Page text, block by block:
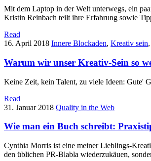
Mit dem Laptop in der Welt unterwegs, ein
Kristin Reinbach teilt ihre Erfahrung sowie
Read
16. April 2018 Innere Blockaden, Kreativ sein,
Warum wir unser Kreativ-Sein so
Keine Zeit, kein Talent, zu viele Ideen: Gute'
Read
31. Januar 2018 Quality in the Web
Wie man ein Buch schreibt:
Cynthia Morris ist eine meiner Lieblings-
den üblichen PR-Blabla wiederzukäuen,